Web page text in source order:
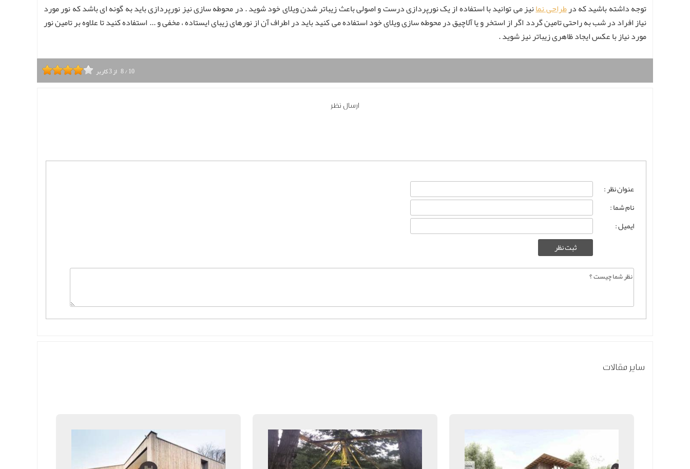
توجه داشته باشید که درطراحی نمانیز می توانید با استفاده از یک نورپردازی درست و اصولی باعث زیباتر شدن ویلای خود شوید . در محوطه سازی نیز نورپردازی باید به گونه‌ ای باشد که نور مورد
نیاز افراد در شب به راحتی تامین گردد اگر از استخر و یا آلاچیق در محوطه سازی ویلای خود استفاده می کنید باید در اطراف آن از نورهای زیبای ایستاده ، مخفی و ... استفاده کنید تا علاوه بر تامین نور
مورد نیاز با عکس ایجاد ظاهری زیباتر نیز شوید .
8/10 از3کاربر
ارسال نظر
عنوان نظر :
نام شما :
ایمیل :
سایر مقالات